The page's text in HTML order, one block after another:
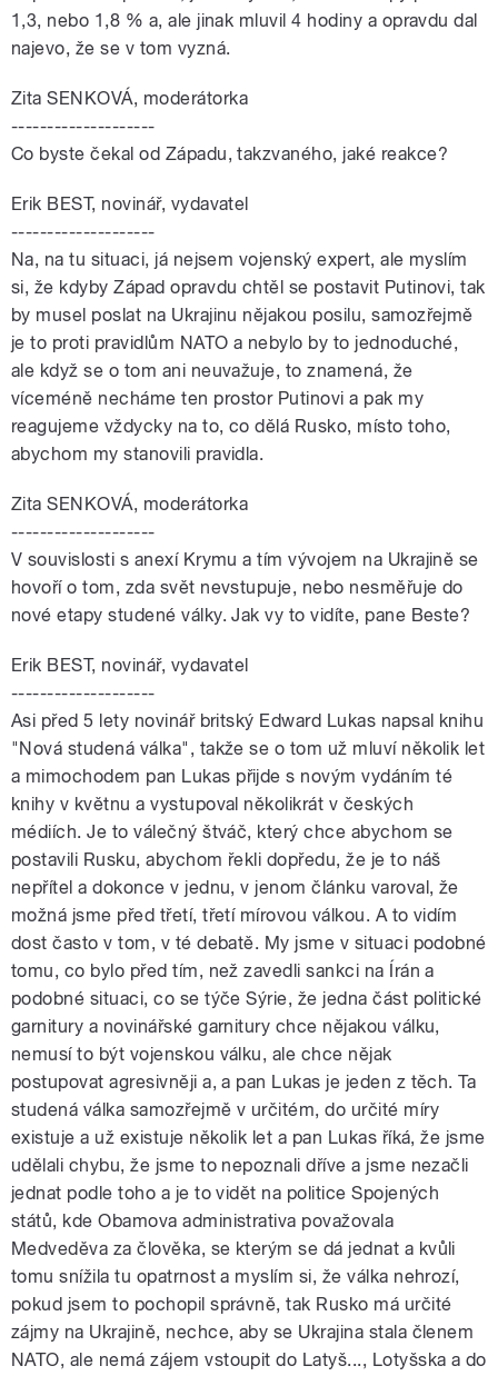
1,3, nebo 1,8 % a, ale jinak mluvil 4 hodiny a opravdu dal
najevo, že se v tom vyzná.
Zita SENKOVÁ, moderátorka
--------------------
Co byste čekal od Západu, takzvaného, jaké reakce?
Erik BEST, novinář, vydavatel
--------------------
Na, na tu situaci, já nejsem vojenský expert, ale myslím
si, že kdyby Západ opravdu chtěl se postavit Putinovi, tak
by musel poslat na Ukrajinu nějakou posilu, samozřejmě
je to proti pravidlům NATO a nebylo by to jednoduché,
ale když se o tom ani neuvažuje, to znamená, že
víceméně necháme ten prostor Putinovi a pak my
reagujeme vždycky na to, co dělá Rusko, místo toho,
abychom my stanovili pravidla.
Zita SENKOVÁ, moderátorka
--------------------
V souvislosti s anexí Krymu a tím vývojem na Ukrajině se
hovoří o tom, zda svět nevstupuje, nebo nesměřuje do
nové etapy studené války. Jak vy to vidíte, pane Beste?
Erik BEST, novinář, vydavatel
--------------------
Asi před 5 lety novinář britský Edward Lukas napsal knihu
"Nová studená válka", takže se o tom už mluví několik let
a mimochodem pan Lukas přijde s novým vydáním té
knihy v květnu a vystupoval několikrát v českých
médiích. Je to válečný štváč, který chce abychom se
postavili Rusku, abychom řekli dopředu, že je to náš
nepřítel a dokonce v jednu, v jenom článku varoval, že
možná jsme před třetí, třetí mírovou válkou. A to vidím
dost často v tom, v té debatě. My jsme v situaci podobné
tomu, co bylo před tím, než zavedli sankci na Írán a
podobné situaci, co se týče Sýrie, že jedna část politické
garnitury a novinářské garnitury chce nějakou válku,
nemusí to být vojenskou válku, ale chce nějak
postupovat agresivněji a, a pan Lukas je jeden z těch. Ta
studená válka samozřejmě v určitém, do určité míry
existuje a už existuje několik let a pan Lukas říká, že jsme
udělali chybu, že jsme to nepoznali dříve a jsme nezačli
jednat podle toho a je to vidět na politice Spojených
států, kde Obamova administrativa považovala
Medveděva za člověka, se kterým se dá jednat a kvůli
tomu snížila tu opatrnost a myslím si, že válka nehrozí,
pokud jsem to pochopil správně, tak Rusko má určité
zájmy na Ukrajině, nechce, aby se Ukrajina stala členem
NATO, ale nemá zájem vstoupit do Latyš..., Lotyšska a do